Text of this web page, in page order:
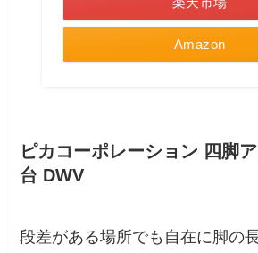
Amazon
ピカコーポレーション 四脚
台 DWV
段差がある場所でも自在に脚の